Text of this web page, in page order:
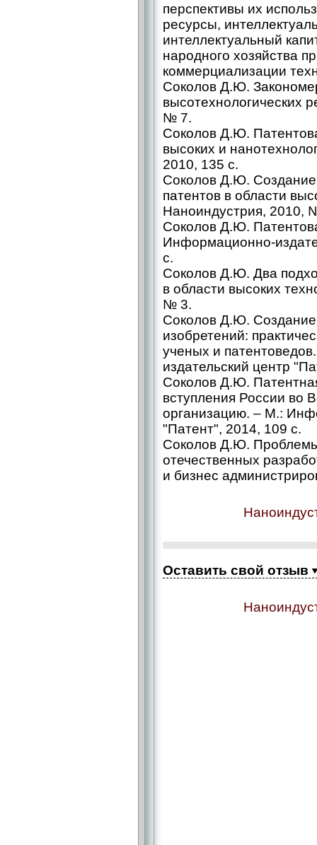
перспективы их
ресурсы,
интеллектуальный
народного хозяйства
коммерциализации
Соколов Д.Ю.
высотехнологических
№ 7.
Соколов Д.Ю.
высоких и
2010, 135 с.
Соколов Д.Ю. Создание
патентов в области
Наноиндустрия, 2010,
Соколов Д.Ю.
Информационно-
с.
Соколов Д.Ю. Два
в области высоких
№ 3.
Соколов Д.Ю.
изобретений:
ученых и
издательский центр
Соколов Д.Ю.
вступления России во
организацию. – М.:
"Патент", 2014, 109 с.
Соколов Д.Ю.
отечественных
и бизнес
Оставить свой отзыв